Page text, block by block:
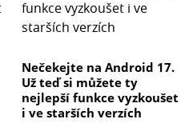
Nečekejte na Android 17.
Už teď si můžete ty
nejlepší funkce vyzkoušet
i ve starších verzích